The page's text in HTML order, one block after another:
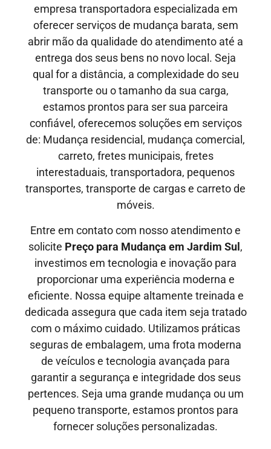
empresa transportadora especializada em
oferecer serviços de mudança barata, sem
abrir mão da qualidade do atendimento até a
entrega dos seus bens no novo local. Seja
qual for a distância, a complexidade do seu
transporte ou o tamanho da sua carga,
estamos prontos para ser sua parceira
confiável, oferecemos soluções em serviços
de: Mudança residencial, mudança comercial,
carreto, fretes municipais, fretes
interestaduais, transportadora, pequenos
transportes, transporte de cargas e carreto de
móveis.
Entre em contato com nosso atendimento e
solicite Preço para Mudança em Jardim Sul,
investimos em tecnologia e inovação para
proporcionar uma experiência moderna e
eficiente. Nossa equipe altamente treinada e
dedicada assegura que cada item seja tratado
com o máximo cuidado. Utilizamos práticas
seguras de embalagem, uma frota moderna
de veículos e tecnologia avançada para
garantir a segurança e integridade dos seus
pertences. Seja uma grande mudança ou um
pequeno transporte, estamos prontos para
fornecer soluções personalizadas.